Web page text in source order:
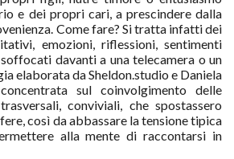
e dei propri cari, a prescindere dalla
Come fare? Si tratta infatti dei
emozioni, riflessioni, sentimenti
davanti a una telecamera o un
elaborata da Sheldon.studio e Daniela
sul coinvolgimento delle
conviviali, che spostassero
così da abbassare la tensione tipica
alla mente di raccontarsi in